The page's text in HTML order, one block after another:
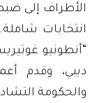
الأطراف إلى
انتخابات
“أنطونيو
ديبي، وقدم
والحكومة